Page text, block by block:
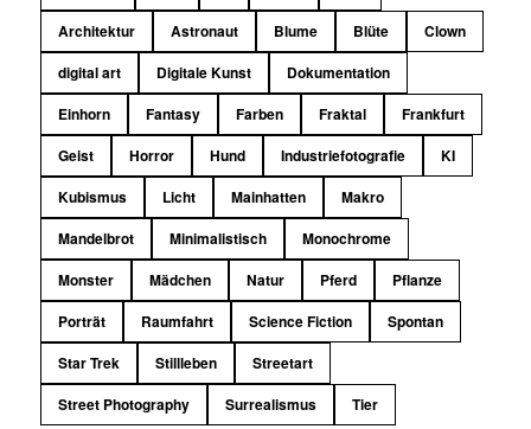
Architektur
Astronaut Blume Blüte
Clown
digital art
Digitale Kunst
Dokumentation
Einhorn
Fantasy Farben Fraktal
Frankfurt
Geist
Horror Hund Industriefotografie
KI
Kubismus
Licht Mainhatten
Makro
Mandelbrot
Minimalistisch
Monochrome
Monster
Mädchen Natur Pferd
Pflanze
Porträt
Raumfahrt Science Fiction
Spontan
Star Trek
Stillleben
Streetart
Street Photography
Surrealismus Tier